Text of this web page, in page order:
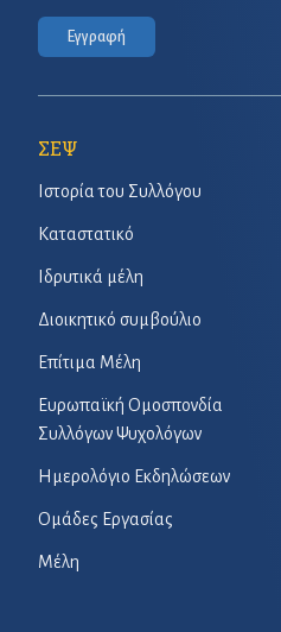
Εγγραφή
ΣΕΨ
Ιστορία του Συλλόγου
Καταστατικό
Ιδρυτικά μέλη
Διοικητικό συμβούλιο
Επίτιμα Μέλη
Ευρωπαϊκή Ομοσπονδία
Συλλόγων Ψυχολόγων
Ημερολόγιο Εκδηλώσεων
Ομάδες Εργασίας
Μέλη